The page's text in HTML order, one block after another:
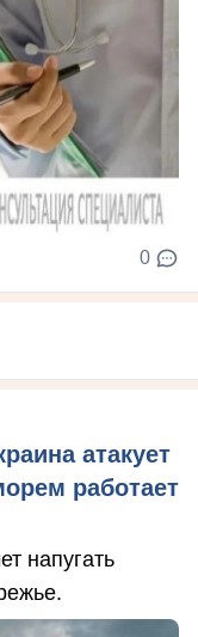
0
атакует
работает
напугать